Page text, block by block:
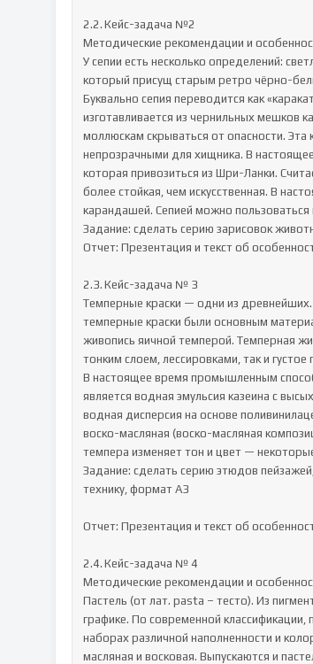
2.2.	Кейс-задача №2
Методические рекомендации и
У сепии есть несколько определений:
который присущ старым ретро чёрно-
Буквально сепия переводится как
изготавливается из чернильных мешков
моллюскам скрываться от опасности.
непрозрачными для хищника. В настоящее
которая привозиться из Шри-Ланки.
более стойкая, чем искусственная. В
карандашей. Сепией можно пользоваться
Задание: сделать серию зарисовок
Отчет: Презентация и текст об
2.3.	Кейс-задача № 3
Темперные краски — одни из
темперные краски были основным
живопись яичной темперой. Темперная
тонким слоем, лессировками, так и густое
В настоящее время промышленным
является водная эмульсия казеина с
водная дисперсия на основе
воско-масляная (воско-масляная
темпера изменяет тон и цвет —
Задание: сделать серию этюдов
технику, формат А3
Отчет: Презентация и текст об
2.4.	Кейс-задача № 4
Методические рекомендации и
Пастель (от лат. pasta – тесто). Из
графике. По современной классификации,
наборах различной наполненности и
масляная и восковая. Выпускаются и